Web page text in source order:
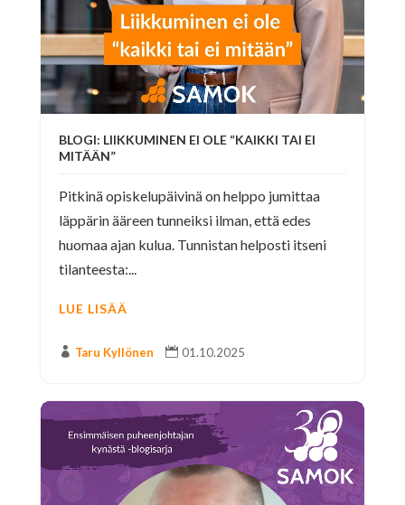
BLOGI: LIIKKUMINEN EI OLE “KAIKKI TAI EI
MITÄÄN”
Pitkinä opiskelupäivinä on helppo jumittaa
läppärin ääreen tunneiksi ilman, että edes
huomaa ajan kulua. Tunnistan helposti itseni
tilanteesta:...
LUE LISÄÄ
 Taru Kyllönen  01.10.2025